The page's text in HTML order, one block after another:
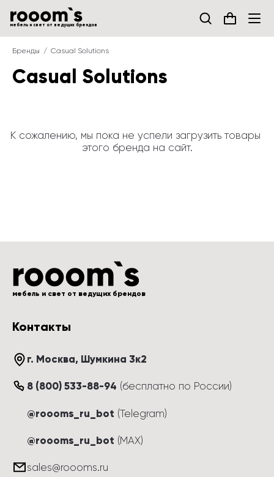
мебель и свет от ведущих брендов
Бренды Casual Solutions
Casual Solutions
К сожалению, мы пока не успели загрузить товары
этого бренда на сайт.
мебель и свет от ведущих брендов
Контакты
г. Москва, Шумкина 3к2
8 (800) 533-88-94 (бесплатно по России)
@roooms_ru_bot (Telegram)
@roooms_ru_bot (MAX)
sales@roooms.ru